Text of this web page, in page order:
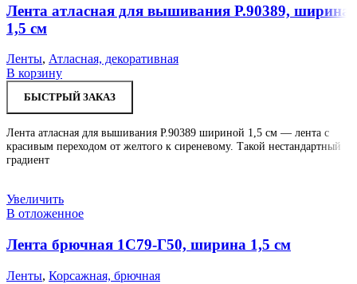
Лента атласная для вышивания Р.90389, ширина
1,5 см
Ленты, Атласная, декоративная
В корзину
БЫСТРЫЙ ЗАКАЗ
Лента атласная для вышивания Р.90389 шириной 1,5 см — лента с
красивым переходом от желтого к сиреневому. Такой нестандартный
градиент
Увеличить
В отложенное
Лента брючная 1С79-Г50, ширина 1,5 см
Ленты, Корсажная, брючная